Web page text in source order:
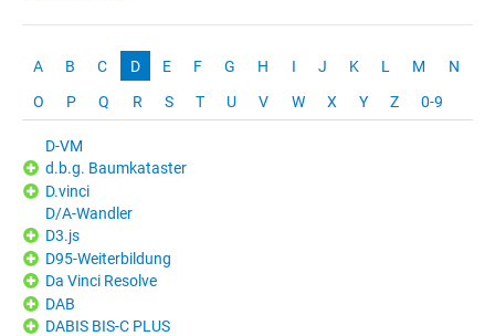
A B C D E F G H I J K L M N
O P Q R S T U V W X Y Z 0-9
D-VM
d.b.g. Baumkataster
D.vinci
D/A-Wandler
D3.js
D95-Weiterbildung
Da Vinci Resolve
DAB
DABIS BIS-C PLUS